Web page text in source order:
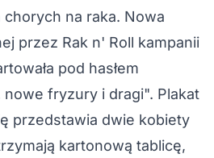
na raka. Nowa
przez Rak n' Roll kampanii
pod hasłem
nowe fryzury i dragi". Plakat
przedstawia dwie kobiety
kartonową tablicę,